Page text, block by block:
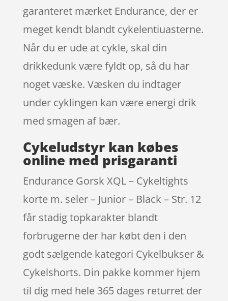
garanteret mærket Endurance, der er
meget kendt blandt cykelentiuasterne.
Når du er ude at cykle, skal din
drikkedunk være fyldt op, så du har
noget væske. Væsken du indtager
under cyklingen kan være energi drik
med smagen af bær.
Cykeludstyr kan købes
online med prisgaranti
Endurance Gorsk XQL – Cykeltights
korte m. seler – Junior – Black – Str. 12
får stadig topkarakter blandt
forbrugerne der har købt den i den
godt sælgende kategori Cykelbukser &
Cykelshorts. Din pakke kommer hjem
til dig med hele 365 dages returret der